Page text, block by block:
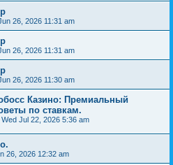
26, 2026 11:31 am
26, 2026 11:31 am
26, 2026 11:30 am
Казино: Премиальный
по ставкам.
Wed Jul 22, 2026 5:36 am
26, 2026 12:32 am